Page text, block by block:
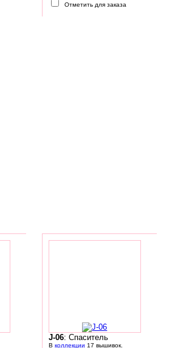
Отметить для заказа
J-06: Спаситель
В коллекции 17 вышивок.